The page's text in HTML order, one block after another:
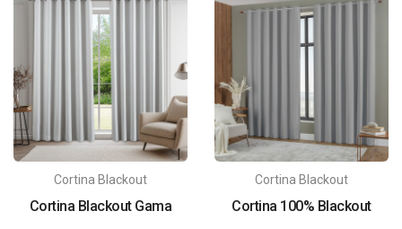
Cortina Blackout
Cortina Blackout Gama
Cortina Blackout
Cortina 100% Blackout